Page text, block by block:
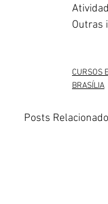
Outras
CURSOS
BRASÍLIA
Posts